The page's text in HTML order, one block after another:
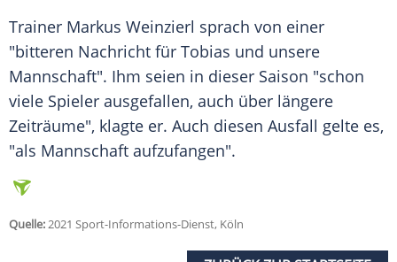
Trainer Markus Weinzierl sprach von einer
"bitteren Nachricht für Tobias und unsere
Mannschaft". Ihm seien in dieser Saison "schon
viele Spieler ausgefallen, auch über längere
Zeiträume", klagte er. Auch diesen Ausfall gelte es,
"als Mannschaft aufzufangen".
Quelle:2021 Sport-Informations-Dienst, Köln